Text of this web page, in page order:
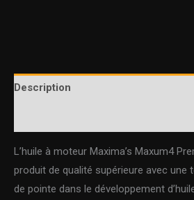
Description
L’huile à moteur Maxima’s Maxum4
produit de qualité supérieure avec une
de pointe dans le développement